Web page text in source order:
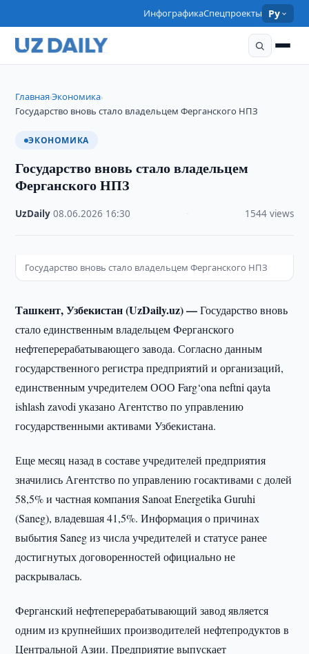
ИнфографикаСпецпроекты Ру
Главная›Экономика›
Государство вновь стало владельцем Ферганского НПЗ
ЭКОНОМИКА
Государство вновь стало владельцем
Ферганского НПЗ
UzDaily ·08.06.2026 16:30 1544 views
Государство вновь стало владельцем Ферганского НПЗ
Ташкент, Узбекистан (UzDaily.uz) —Государство вновь
стало единственным владельцем Ферганского
нефтеперерабатывающего завода. Согласно данным
государственного регистра предприятий и организаций,
единственным учредителем ООО Farg‘ona neftni qayta
ishlash zavodi указано Агентство по управлению
государственными активами Узбекистана.
Еще месяц назад в составе учредителей предприятия
значились Агентство по управлению госактивами с долей
58,5% и частная компания Sanoat Energetika Guruhi
(Saneg), владевшая 41,5%. Информация о причинах
выбытия Saneg из числа учредителей и статусе ранее
достигнутых договоренностей официально не
раскрывалась.
Ферганский нефтеперерабатывающий завод является
одним из крупнейших производителей нефтепродуктов в
Центральной Азии. Предприятие выпускает